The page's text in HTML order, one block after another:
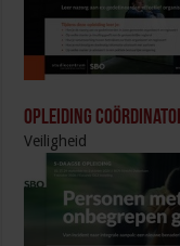
Opleiding
Veiligheid